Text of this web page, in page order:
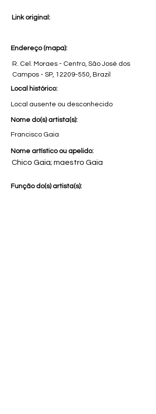
Link original:
Endereço (mapa):
R. Cel. Moraes - Centro, São José dos
Campos - SP, 12209-550, Brazil
Local histórico:
Local ausente ou desconhecido
Nome do(s) artista(s):
Francisco Gaia
Nome artístico ou apelido:
Chico Gaia; maestro Gaia
Função do(s) artista(s):